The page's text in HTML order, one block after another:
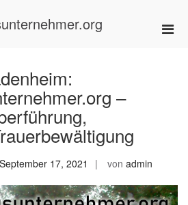
–
September 17, 2021 von admin